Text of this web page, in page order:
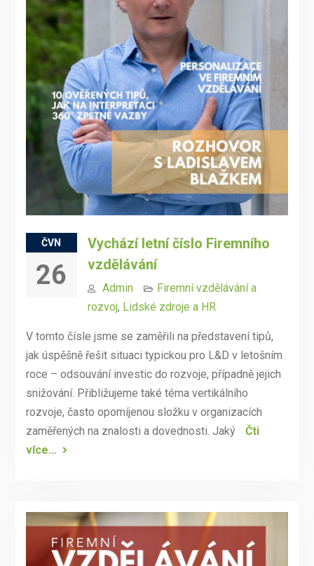
ČVN
26
Vychází letní číslo Firemního
vzdělávání
Admin
Firemní vzdělávání a
rozvoj, Lidské zdroje a HR
V tomto čísle jsme se zaměřili na představení tipů,
jak úspěšně řešit situaci typickou pro L&D v letošním
roce – odsouvání investic do rozvoje, případně jejich
snižování. Přibližujeme také téma vertikálního
rozvoje, často opomíjenou složku v organizacích
zaměřených na znalosti a dovednosti. Jaký
Čti
více…